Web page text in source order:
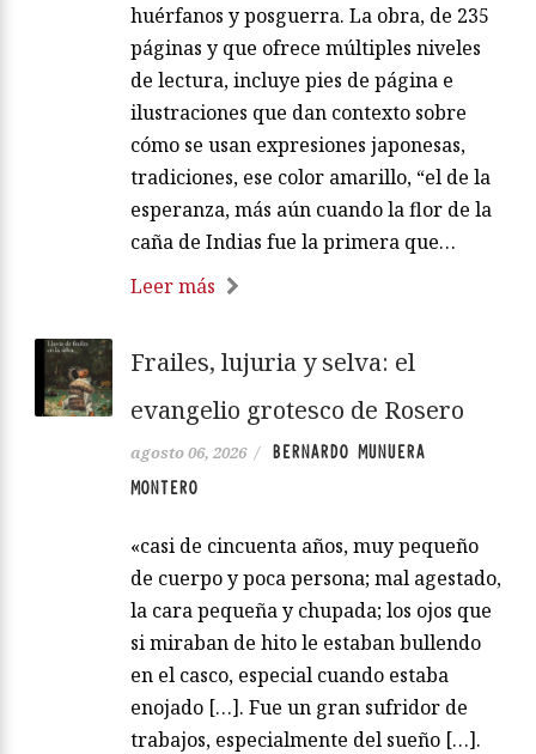
huérfanos y posguerra. La obra, de 235
páginas y que ofrece múltiples niveles
de lectura, incluye pies de página e
ilustraciones que dan contexto sobre
cómo se usan expresiones japonesas,
tradiciones, ese color amarillo, “el de la
esperanza, más aún cuando la flor de la
caña de Indias fue la primera que…
Leer más
Frailes, lujuria y selva: el
evangelio grotesco de Rosero
agosto 06, 2026 /
BERNARDO MUNUERA
MONTERO
«casi de cincuenta años, muy pequeño
de cuerpo y poca persona; mal agestado,
la cara pequeña y chupada; los ojos que
si miraban de hito le estaban bullendo
en el casco, especial cuando estaba
enojado […]. Fue un gran sufridor de
trabajos, especialmente del sueño […].